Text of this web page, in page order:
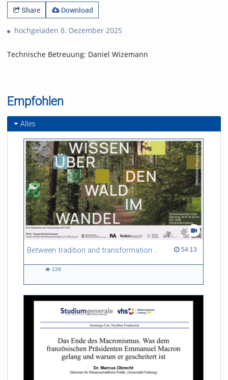
Share Download
hochgeladen 8. Dezember 2025
Technische Betreuung: Daniel Wizemann
Empfohlen
Alles
Between tradition and transformation: how owners, advisers and institutions co-create knowledge for resilient forests in Europe 54:13
54:13 duration
129